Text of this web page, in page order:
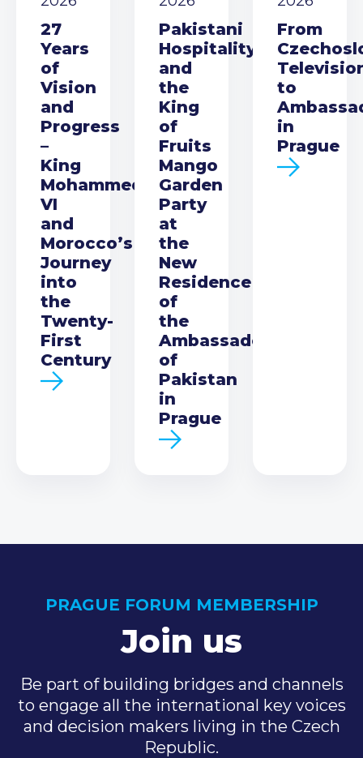
27
Years
of
Vision
and
Progress
–
King
Mohammed
VI
and
Morocco’s
Journey
into
the
Twenty-
First
Century
Pakistani
Hospitality
and
the
King
of
Fruits
Mango
Garden
Party
at
the
New
Residence
of
the
Ambassador
of
Pakistan
in
Prague
From
to
in
Prague
PRAGUE FORUM MEMBERSHIP
Join us
Be part of building bridges and channels
to engage all the international key voices
and decision makers living in the Czech
Republic.